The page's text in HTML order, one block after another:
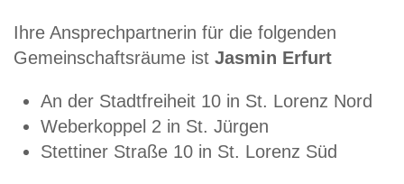
Ihre Ansprechpartnerin für die folgenden
Gemeinschaftsräume ist Jasmin Erfurt
An der Stadtfreiheit 10 in St. Lorenz Nord
Weberkoppel 2 in St. Jürgen
Stettiner Straße 10 in St. Lorenz Süd